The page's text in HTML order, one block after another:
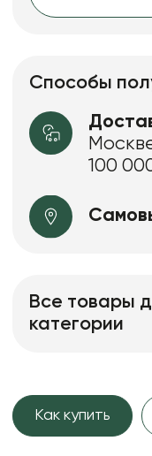
Способы
100
Все товары
категории
Как купить